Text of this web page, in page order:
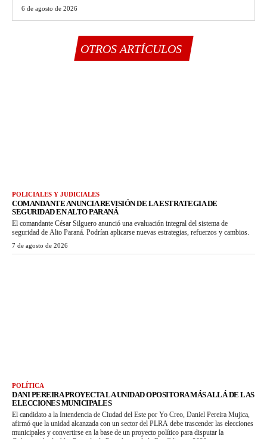
6 de agosto de 2026
OTROS ARTÍCULOS
POLICIALES Y JUDICIALES
COMANDANTE ANUNCIA REVISIÓN DE LA ESTRATEGIA DE
SEGURIDAD EN ALTO PARANÁ
El comandante César Silguero anunció una evaluación integral del sistema de
seguridad de Alto Paraná. Podrían aplicarse nuevas estrategias, refuerzos y cambios.
7 de agosto de 2026
POLÍTICA
DANI PEREIRA PROYECTA LA UNIDAD OPOSITORA MÁS ALLÁ DE LAS
ELECCIONES MUNICIPALES
El candidato a la Intendencia de Ciudad del Este por Yo Creo, Daniel Pereira Mujica,
afirmó que la unidad alcanzada con un sector del PLRA debe trascender las elecciones
municipales y convertirse en la base de un proyecto político para disputar la